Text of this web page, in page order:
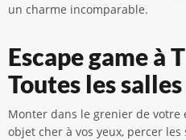
un charme incomparable.
Escape game à
Toutes les salles
Monter dans le grenier de
objet cher à vos yeux, percer les